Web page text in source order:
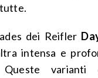
dei Reifler
intensa e
Queste varianti